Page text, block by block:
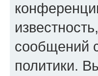
сообщений
политики.